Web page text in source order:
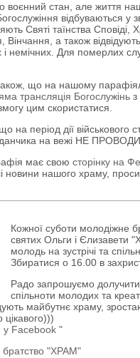
воєнний стан, але життя
відбуваються у
Святі таїнства Сповіді,
а також
немічних. Для померлих
що на нашому
трансляція Богослужінь
цим скористатися.
на період дії військового
на вежі НЕ
має свою сторінку на
новини нашого храму,
Кожної суботи молодіжне
святих Ольги і Єлизавети
молодь на зустрічі та
Збиратися о 16.00 в
Радо запрошуємо
спільноти молодих та
майбутнє храму,
цікавого)))
у Facebook "
братство "ХРАМ"